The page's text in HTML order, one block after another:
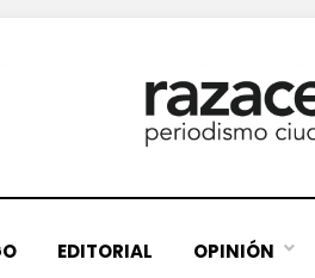
EDITORIAL OPINIÓN